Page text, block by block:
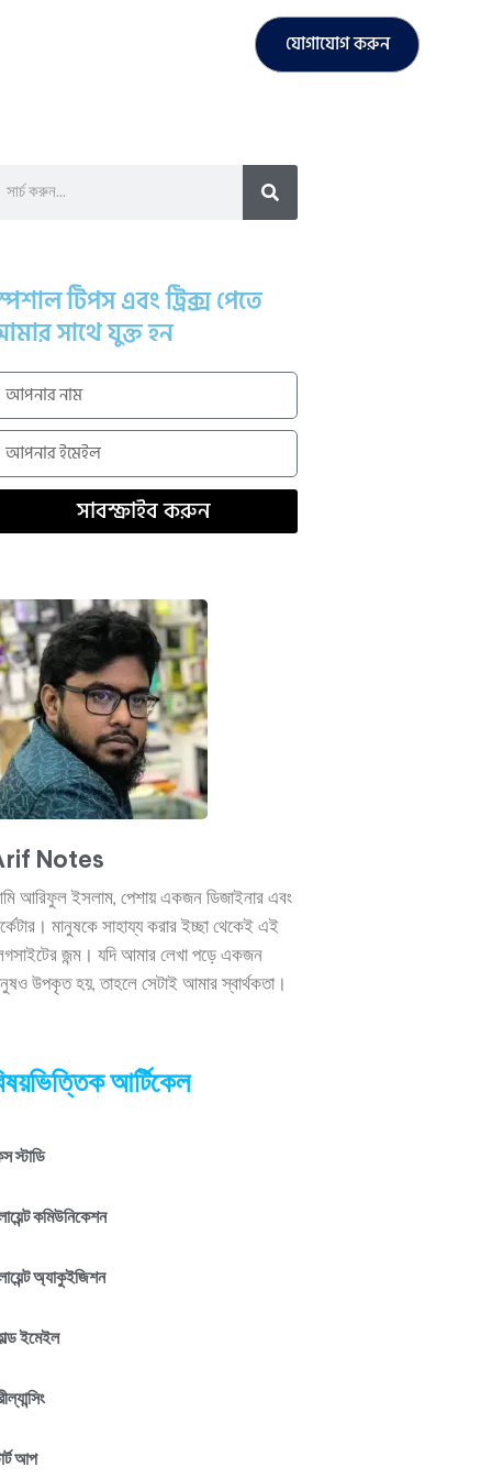
যোগাযোগ করুন
টিপস এবং ট্রিক্স পেতে
সাথে যুক্ত হন
সাবস্ক্রাইব করুন
Notes
আরিফুল ইসলাম, পেশায় একজন ডিজাইনার এবং
মানুষকে সাহায্য করার ইচ্ছা থেকেই এই
জন্ম। যদি আমার লেখা পড়ে একজন
উপকৃত হয়, তাহলে সেটাই আমার স্বার্থকতা।
আর্টিকেল
স্টাডি
কমিউনিকেশন
অ্যাকুইজিশন
ইমেইল
আপ